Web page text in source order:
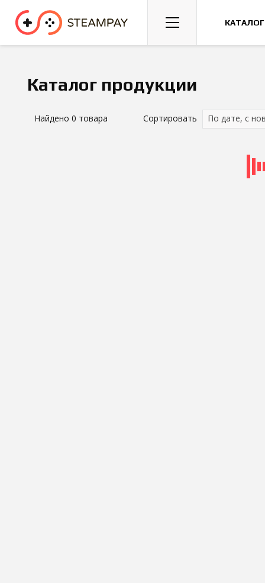
Спорт Гонки Казуальные
Каталог продукции
Найдено 0 товара Сортировать По дате, с